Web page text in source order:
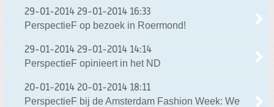
29-01-2014 29-01-2014 16:33
PerspectieF op bezoek in Roermond!
29-01-2014 29-01-2014 14:14
PerspectieF opinieert in het ND
20-01-2014 20-01-2014 18:11
PerspectieF bij de Amsterdam Fashion Week: We